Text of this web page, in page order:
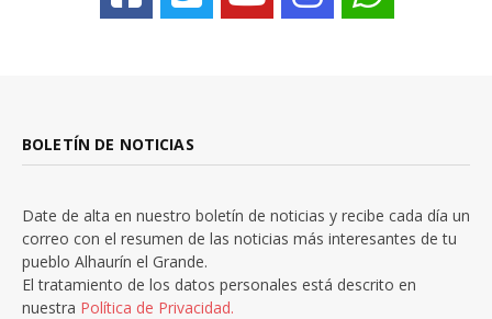
BOLETÍN DE NOTICIAS
Date de alta en nuestro boletín de noticias y recibe cada día un
correo con el resumen de las noticias más interesantes de tu
pueblo Alhaurín el Grande.
El tratamiento de los datos personales está descrito en
nuestra Política de Privacidad.